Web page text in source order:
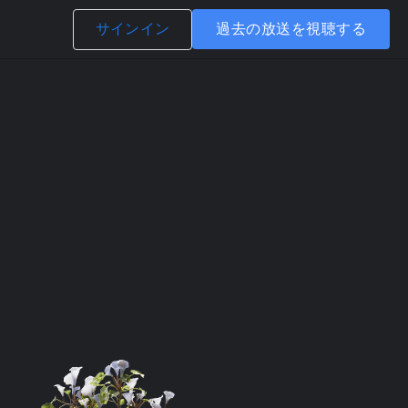
サインイン 過去の放送を視聴する